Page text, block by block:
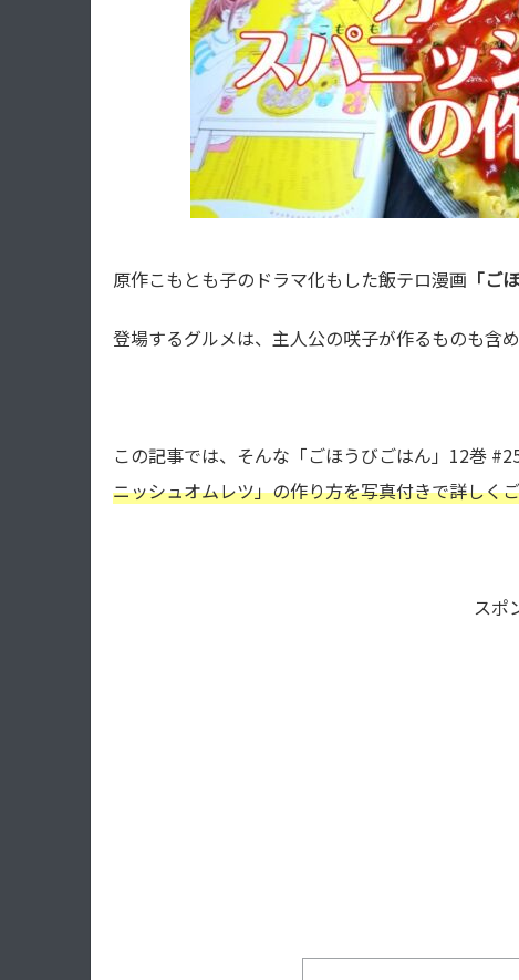
原作こもとも子のドラマ化もした飯テロ漫画 「ご
登場するグルメは、主人公の咲子が作るものも含
この記事では、そんな「ごほうびごはん」12巻
ニッシュオムレツ」の作り方を写真付きで詳しく
スポ